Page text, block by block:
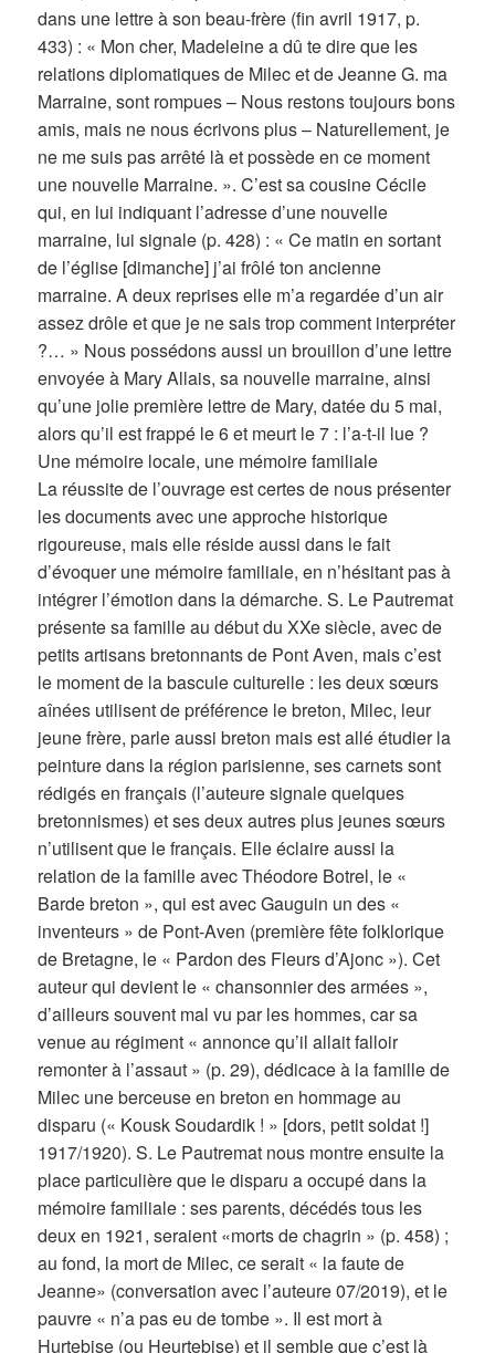
dans une lettre à son beau-frère (fin avril 1917, p.
433) : « Mon cher, Madeleine a dû te dire que les
relations diplomatiques de Milec et de Jeanne G. ma
Marraine, sont rompues – Nous restons toujours bons
amis, mais ne nous écrivons plus – Naturellement, je
ne me suis pas arrêté là et possède en ce moment
une nouvelle Marraine. ». C’est sa cousine Cécile
qui, en lui indiquant l’adresse d’une nouvelle
marraine, lui signale (p. 428) : « Ce matin en sortant
de l’église [dimanche] j’ai frôlé ton ancienne
marraine. A deux reprises elle m’a regardée d’un air
assez drôle et que je ne sais trop comment interpréter
?… » Nous possédons aussi un brouillon d’une lettre
envoyée à Mary Allais, sa nouvelle marraine, ainsi
qu’une jolie première lettre de Mary, datée du 5 mai,
alors qu’il est frappé le 6 et meurt le 7 : l’a-t-il lue ?
Une mémoire locale, une mémoire familiale
La réussite de l’ouvrage est certes de nous présenter
les documents avec une approche historique
rigoureuse, mais elle réside aussi dans le fait
d’évoquer une mémoire familiale, en n’hésitant pas à
intégrer l’émotion dans la démarche. S. Le Pautremat
présente sa famille au début du XXe siècle, avec de
petits artisans bretonnants de Pont Aven, mais c’est
le moment de la bascule culturelle : les deux sœurs
aînées utilisent de préférence le breton, Milec, leur
jeune frère, parle aussi breton mais est allé étudier la
peinture dans la région parisienne, ses carnets sont
rédigés en français (l’auteure signale quelques
bretonnismes) et ses deux autres plus jeunes sœurs
n’utilisent que le français. Elle éclaire aussi la
relation de la famille avec Théodore Botrel, le «
Barde breton », qui est avec Gauguin un des «
inventeurs » de Pont-Aven (première fête folklorique
de Bretagne, le « Pardon des Fleurs d’Ajonc »). Cet
auteur qui devient le « chansonnier des armées »,
d’ailleurs souvent mal vu par les hommes, car sa
venue au régiment « annonce qu’il allait falloir
remonter à l’assaut » (p. 29), dédicace à la famille de
Milec une berceuse en breton en hommage au
disparu (« Kousk Soudardik ! » [dors, petit soldat !]
1917/1920). S. Le Pautremat nous montre ensuite la
place particulière que le disparu a occupé dans la
mémoire familiale : ses parents, décédés tous les
deux en 1921, seraient «morts de chagrin » (p. 458) ;
au fond, la mort de Milec, ce serait « la faute de
Jeanne» (conversation avec l’auteure 07/2019), et le
pauvre « n’a pas eu de tombe ». Il est mort à
Hurtebise (ou Heurtebise) et il semble que c’est là